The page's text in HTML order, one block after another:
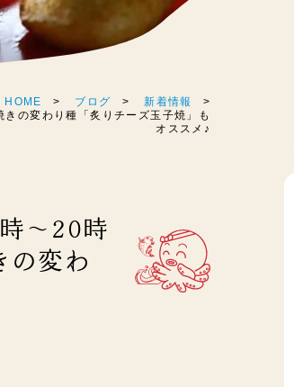
HOME ブログ
新着情報
の変わり種「炙りチーズ玉子焼」も
オススメ♪
～20時
変わ